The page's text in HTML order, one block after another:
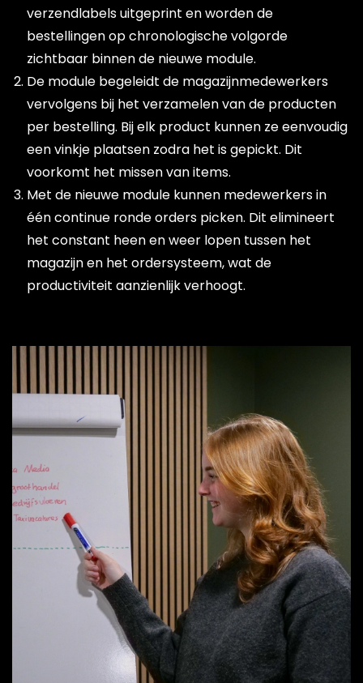
verzendlabels uitgeprint en worden de
bestellingen op chronologische volgorde
zichtbaar binnen de nieuwe module.
De module begeleidt de magazijnmedewerkers
vervolgens bij het verzamelen van de producten
per bestelling. Bij elk product kunnen ze eenvoudig
een vinkje plaatsen zodra het is gepickt. Dit
voorkomt het missen van items.
Met de nieuwe module kunnen medewerkers in
één continue ronde orders picken. Dit elimineert
het constant heen en weer lopen tussen het
magazijn en het ordersysteem, wat de
productiviteit aanzienlijk verhoogt.